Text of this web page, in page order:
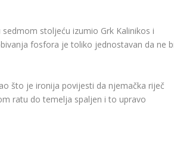
stoljeću izumio Grk Kalinikos i
fosfora je toliko jednostavan da ne
što je ironija povijesti da njemačka riječ
ratu do temelja spaljen i to upravo